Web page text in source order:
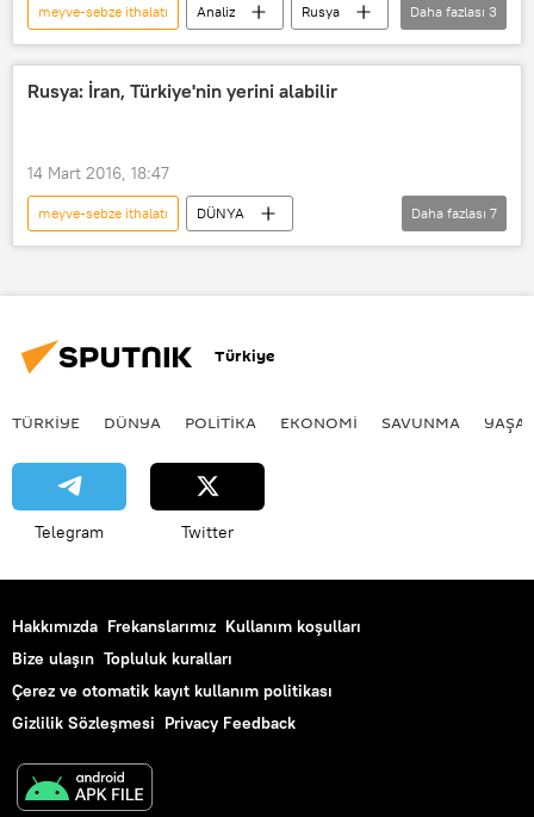
meyve-sebze ithalatı Analiz
Rusya
Suriye
Yuriy Byaliy
Natalya Ulçenko
Daha fazlası 3
Rusya: İran, Türkiye'nin yerini alabilir
14 Mart 2016, 18:47
meyve-sebze ithalatı
DÜNYA
Haberler
Rusya
İran
Daha fazlası 7
Türkiye
TÜRKIYE DÜNYA POLİTİKA EKONOMİ SAVUNMA
Telegram Twitter
Hakkımızda Frekanslarımız Kullanım koşulları
Bize ulaşın Topluluk kuralları
Çerez ve otomatik kayıt kullanım politikası
Gizlilik Sözleşmesi Privacy Feedback